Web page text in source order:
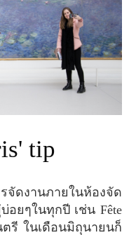
tip
อยๆในทุกปี เช่น Fête
ตรี ในเดือนมิถุนายนก็